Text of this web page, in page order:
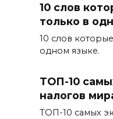
10 слов
только в
10 слов
одном языке.
ТОП-10
налогов
ТОП-10 самых